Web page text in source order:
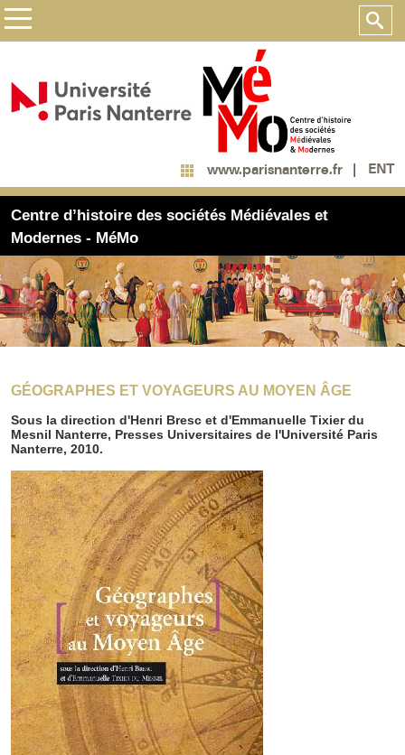
www.parisnanterre.fr ENT
Centre d’histoire des sociétés Médiévales et
Modernes - MéMo
GÉOGRAPHES ET VOYAGEURS AU MOYEN ÂGE
Sous la direction d'Henri Bresc et d'Emmanuelle Tixier du
Mesnil Nanterre, Presses Universitaires de l'Université Paris
Nanterre, 2010.